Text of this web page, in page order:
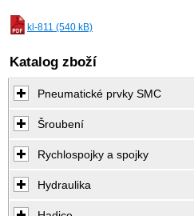
kl-811 (540 kB)
Katalog zboží
Pneumatické prvky SMC
Šroubení
Rychlospojky a spojky
Hydraulika